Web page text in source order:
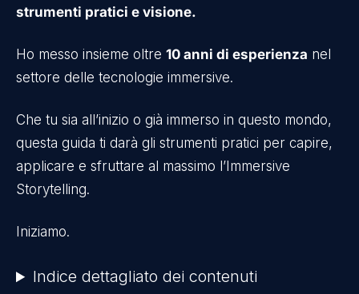
strumenti pratici e visione.
Ho messo insieme oltre 10 anni di esperienza nel
settore delle tecnologie immersive.
Che tu sia all’inizio o già immerso in questo mondo,
questa guida ti darà gli strumenti pratici per capire,
applicare e sfruttare al massimo l’Immersive
Storytelling.
Iniziamo.
Indice dettagliato dei contenuti